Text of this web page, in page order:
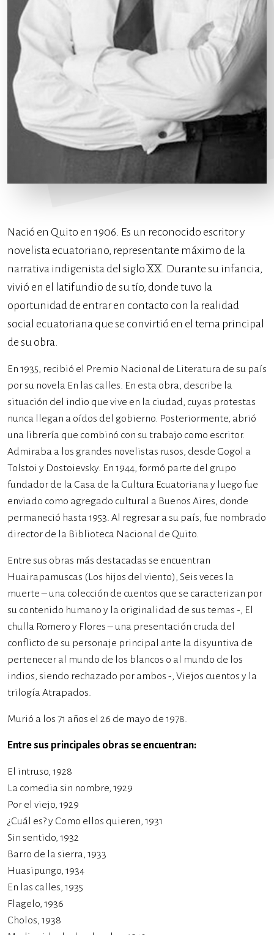
Nació en Quito en 1906. Es un reconocido escritor y
novelista ecuatoriano, representante máximo de la
narrativa indigenista del siglo XX. Durante su infancia,
vivió en el latifundio de su tío, donde tuvo la
oportunidad de entrar en contacto con la realidad
social ecuatoriana que se convirtió en el tema principal
de su obra.
En 1935, recibió el Premio Nacional de Literatura de su país
por su novela En las calles. En esta obra, describe la
situación del indio que vive en la ciudad, cuyas protestas
nunca llegan a oídos del gobierno. Posteriormente, abrió
una librería que combinó con su trabajo como escritor.
Admiraba a los grandes novelistas rusos, desde Gogol a
Tolstoi y Dostoievsky. En 1944, formó parte del grupo
fundador de la Casa de la Cultura Ecuatoriana y luego fue
enviado como agregado cultural a Buenos Aires, donde
permaneció hasta 1953. Al regresar a su país, fue nombrado
director de la Biblioteca Nacional de Quito.
Entre sus obras más destacadas se encuentran
Huairapamuscas (Los hijos del viento), Seis veces la
muerte – una colección de cuentos que se caracterizan por
su contenido humano y la originalidad de sus temas -, El
chulla Romero y Flores – una presentación cruda del
conflicto de su personaje principal ante la disyuntiva de
pertenecer al mundo de los blancos o al mundo de los
indios, siendo rechazado por ambos -, Viejos cuentos y la
trilogía Atrapados.
Murió a los 71 años el 26 de mayo de 1978.
Entre sus principales obras se encuentran:
El intruso, 1928
La comedia sin nombre, 1929
Por el viejo, 1929
¿Cuál es? y Como ellos quieren, 1931
Sin sentido, 1932
Barro de la sierra, 1933
Huasipungo, 1934
En las calles, 1935
Flagelo, 1936
Cholos, 1938